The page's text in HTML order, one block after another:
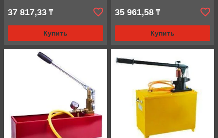
37 817,33 ₸
Купить
35 961,58 ₸
Купить